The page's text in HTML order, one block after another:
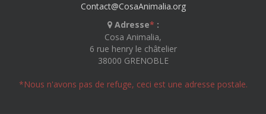
Contact@CosaAnimalia.org
Adresse* :
Cosa Animalia,
6 rue henry le châtelier
38000 GRENOBLE
*Nous n'avons pas de refuge, ceci est une adresse postale.